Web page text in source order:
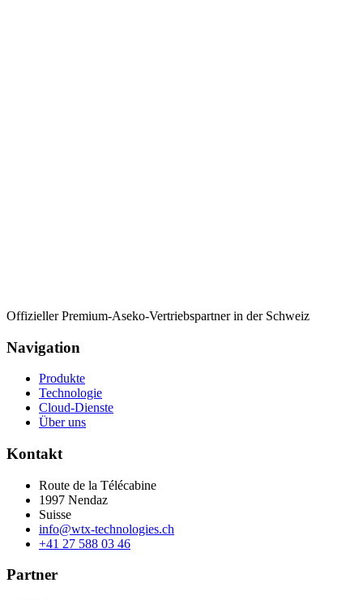
Offizieller Premium-Aseko-Vertriebspartner in der Schweiz
Navigation
Produkte
Technologie
Cloud-Dienste
Über uns
Kontakt
Route de la Télécabine
1997 Nendaz
Suisse
info@wtx-technologies.ch
+41 27 588 03 46
Partner